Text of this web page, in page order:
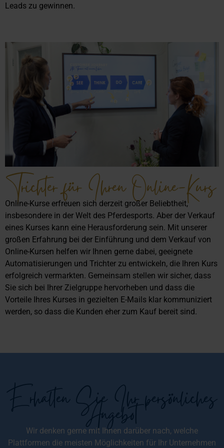
Leads zu gewinnen.
Trichter für Ihren Online-Kurs
Online-Kurse erfreuen sich derzeit großer Beliebtheit,
insbesondere in der Welt des Pferdesports. Aber der Verkauf
eines Kurses kann eine Herausforderung sein. Mit unserer
großen Erfahrung bei der Einführung und dem Verkauf von
Online-Kursen helfen wir Ihnen gerne dabei, geeignete
Automatisierungen und Trichter zu entwickeln, die Ihren Kurs
erfolgreich vermarkten. Gemeinsam stellen wir sicher, dass
Sie sich bei Ihrer Zielgruppe hervorheben und dass die
Vorteile Ihres Kurses in gezielten E-Mails klar kommuniziert
werden, so dass die Kunden eher zum Kauf bereit sind.
Erhalten Sie Ihr persönliches
Angebot
Wir denken gerne mit Ihnen darüber nach, welche
Plattformen die meisten Möglichkeiten für Ihr Unternehmen